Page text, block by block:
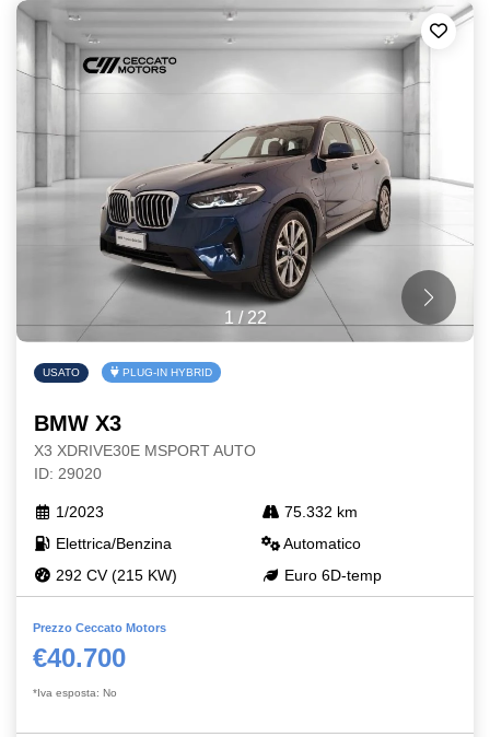
1 / 22
USATO PLUG-IN HYBRID
BMW X3
X3 XDRIVE30E MSPORT AUTO
ID: 29020
1/2023
75.332 km
Elettrica/Benzina
Automatico
292 CV (215 KW)
Euro 6D-temp
Prezzo Ceccato Motors
€40.700
*Iva esposta: No